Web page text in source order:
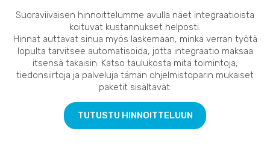
Suoraviivaisen hinnoittelumme avulla näet integraatioista
koituvat kustannukset helposti.
Hinnat auttavat sinua myös laskemaan, minkä verran työtä
lopulta tarvitsee automatisoida, jotta integraatio maksaa
itsensä takaisin. Katso taulukosta mitä toimintoja,
tiedonsiirtoja ja palveluja tämän ohjelmistoparin mukaiset
paketit sisältävät:
TUTUSTU HINNOITTELUUN